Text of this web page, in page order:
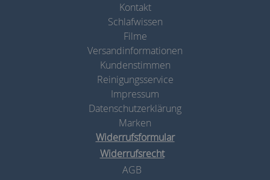
Kontakt
Schlafwissen
Filme
Versandinformationen
Kundenstimmen
Reinigungsservice
Impressum
Datenschutzerklärung
Marken
Widerrufsformular
Widerrufsrecht
AGB